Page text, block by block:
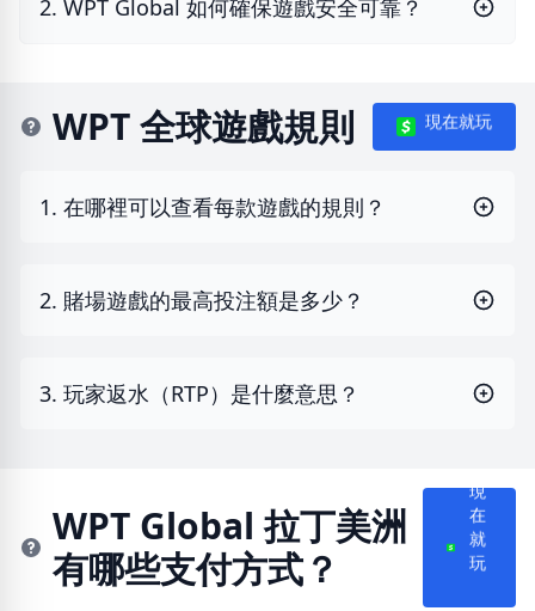
2. WPT Global 如何確保遊戲安全可靠？
WPT 全球遊戲規則 現在就玩
1. 在哪裡可以查看每款遊戲的規則？
2. 賭場遊戲的最高投注額是多少？
3. 玩家返水（RTP）是什麼意思？
WPT Global 拉丁美洲
有哪些支付方式？
現
在
就
玩